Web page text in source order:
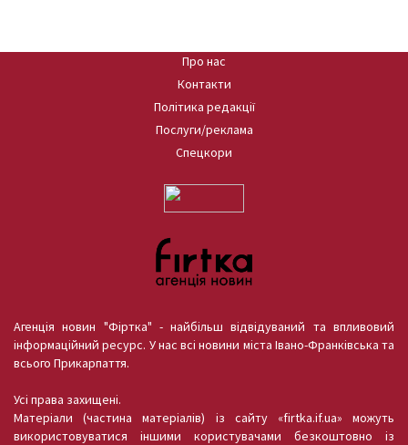
Про нас
Контакти
Політика редакції
Послуги/реклама
Спецкори
Агенція новин "Фіртка" - найбільш відвідуваний та впливовий
інформаційний ресурс. У нас всі новини міста Івано-Франківська та
всього Прикарпаття.
Усі права захищені.
Матеріали (частина матеріалів) із сайту «firtka.if.ua» можуть
використовуватися іншими користувачами безкоштовно із